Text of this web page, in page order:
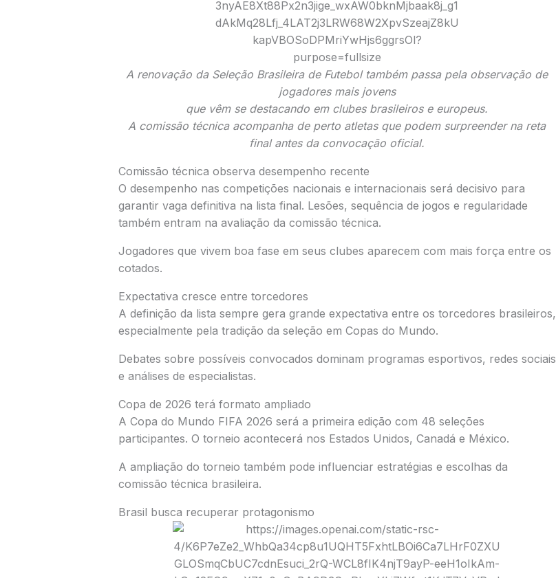
A renovação da Seleção Brasileira de Futeboltambém passa pela observação de
jogadores mais jovens
que vêm se destacando em clubes brasileiros e europeus.
A comissão técnica acompanha de perto atletas que podem surpreender na reta
final antes da convocação oficial.
Comissão técnica observa desempenho recente
O desempenho nas competições nacionais e internacionais será decisivo para
garantir vaga definitiva na lista final. Lesões, sequência de jogos e regularidade
também entram na avaliação da comissão técnica.
Jogadores que vivem boa fase em seus clubes aparecem com mais força entre os
cotados.
Expectativa cresce entre torcedores
A definição da lista sempre gera grande expectativa entre os torcedores brasileiros,
especialmente pela tradição da seleção em Copas do Mundo.
Debates sobre possíveis convocados dominam programas esportivos, redes sociais
e análises de especialistas.
Copa de 2026 terá formato ampliado
A Copa do Mundo FIFA 2026 será a primeira edição com 48 seleções
participantes. O torneio acontecerá nos Estados Unidos, Canadá e México.
A ampliação do torneio também pode influenciar estratégias e escolhas da
comissão técnica brasileira.
Brasil busca recuperar protagonismo